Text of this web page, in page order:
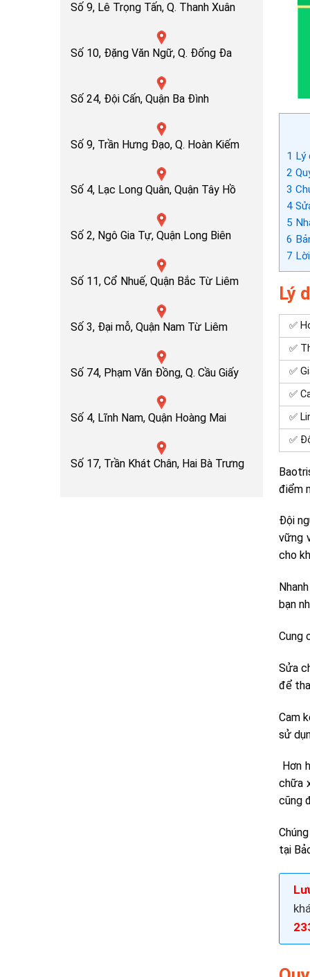
Số 9, Lê Trọng Tấn, Q. Thanh Xuân
Số 10, Đặng Văn Ngữ, Q. Đống Đa
Số 24, Đội Cấn, Quận Ba Đình
Số 9, Trần Hưng Đạo, Q. Hoàn Kiếm
Số 4, Lạc Long Quân, Quận Tây Hồ
Số 2, Ngô Gia Tự, Quận Long Biên
Số 11, Cổ Nhuế, Quận Bắc Từ Liêm
Số 3, Đại mỗ, Quận Nam Từ Liêm
Số 74, Phạm Văn Đồng, Q. Cầu Giấy
Số 4, Lĩnh Nam, Quận Hoàng Mai
Số 17, Trần Khát Chân, Hai Bà Trưng
1 Lý
2
3
4
5
6
7
Lý
✅
✅
✅
✅
✅
✅
điểm
Đội
vững
cho
bạn
Cung
Sửa
để
Cam
sử
Hơn
chữa
cũng
tại